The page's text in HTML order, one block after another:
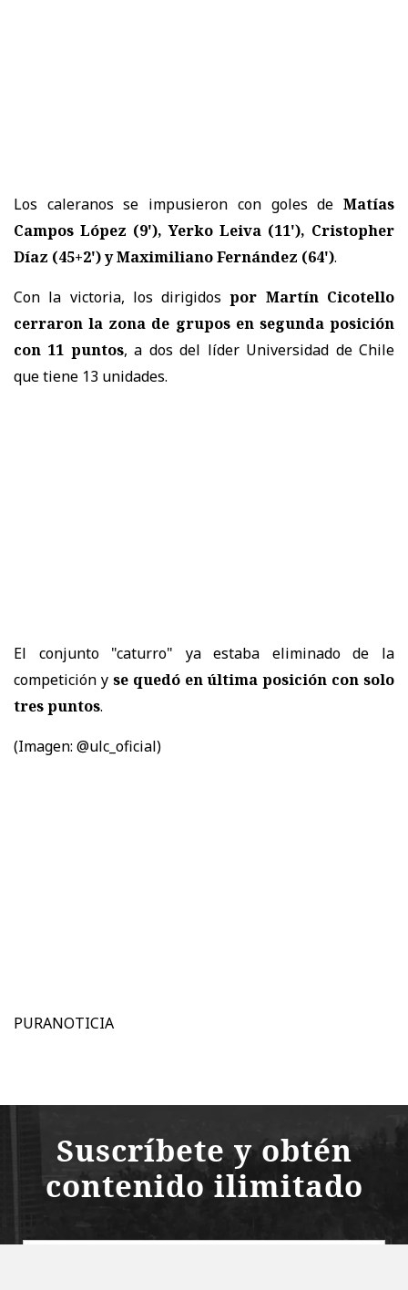
Los caleranos se impusieron con goles de Matías
Campos López (9'), Yerko Leiva (11'), Cristopher
Díaz (45+2') y Maximiliano Fernández (64').
Con la victoria, los dirigidospor Martín Cicotello
cerraron la zona de grupos en segunda posición
con 11 puntos, a dos del líder Universidad de Chile
que tiene 13 unidades.
El conjunto "caturro" ya estaba eliminado de la
competición y se quedó en última posición con solo
tres puntos.
(Imagen: @ulc_oficial)
PURANOTICIA